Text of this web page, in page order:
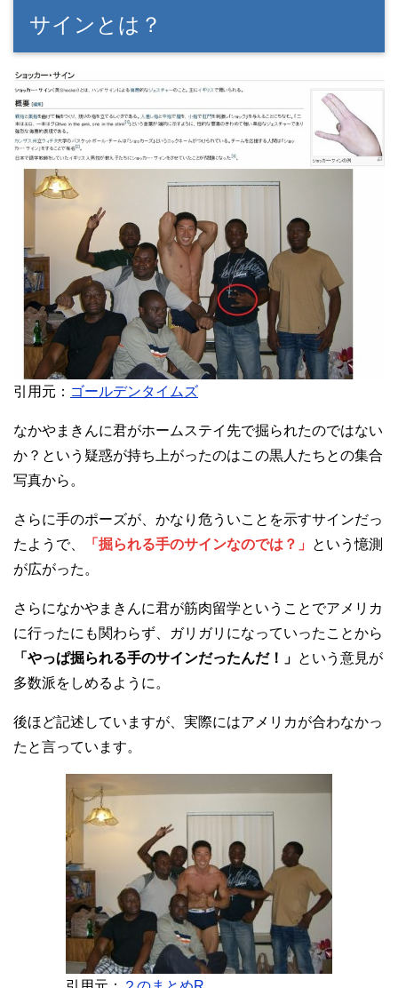
サインとは？
引用元： ゴールデンタイムズ
なかやまきんに君がホームステイ先で掘られたのではない
か？という疑惑が持ち上がったのはこの黒人たちとの集合
写真から。
さらに手のポーズが、かなり危ういことを示すサインだっ
たようで、
「掘られる手のサインなのでは？」
という憶測
が広がった。
さらになかやまきんに君が筋肉留学ということでアメリカ
に行ったにも関わらず、ガリガリになっていったことから
「やっぱ掘られる手のサインだったんだ！」 という意見が
多数派をしめるように。
後ほど記述していますが、実際にはアメリカが合わなかっ
たと言っています。